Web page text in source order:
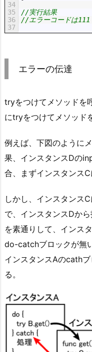
34
35
36
37
//実行結果
//エラーコードは111
エラーの伝達
tryをつけてメソッドを
にtryをつけてメソッド
例えば、下図のように
果、インスタンスDの
合、まずインスタンスC
しかし、インスタンス
で、インスタンスDか
を素通りして、インス
do-catchブロックが無
インスタンスAのcath
る。